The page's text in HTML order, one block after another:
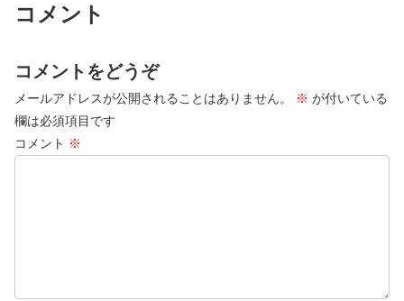
コメント
コメントをどうぞ
メールアドレスが公開されることはありません。 ※ が付いている
欄は必須項目です
コメント ※